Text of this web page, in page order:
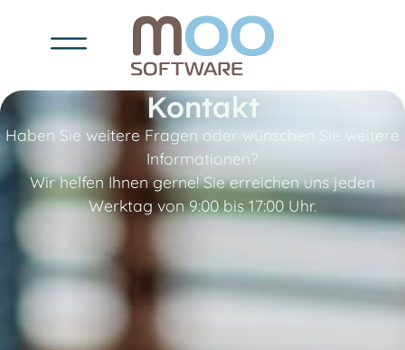
Kontakt
Haben Sie weitere Fragen oder wünschen Sie weitere
Informationen?
Wir helfen Ihnen gerne! Sie erreichen uns jeden
Werktag von 9:00 bis 17:00 Uhr.